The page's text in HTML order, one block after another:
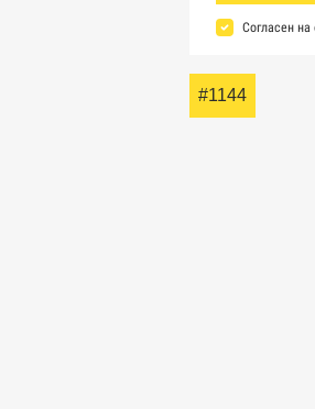
Согласен
#1144